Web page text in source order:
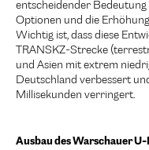
entscheidender
Optionen und die
Wichtig ist, dass diese
TRANSKZ-Strecke
und Asien mit extrem
Deutschland verbessert
Millisekunden verringert.
Ausbau des Warschauer